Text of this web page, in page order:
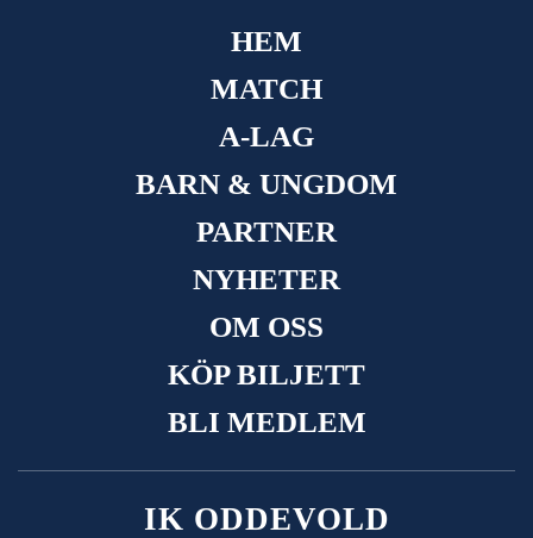
HEM
MATCH
A-LAG
BARN & UNGDOM
PARTNER
NYHETER
OM OSS
KÖP BILJETT
BLI MEDLEM
IK ODDEVOLD